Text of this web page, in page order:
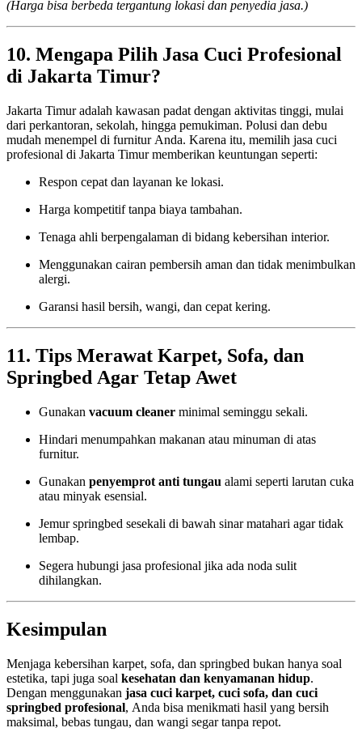
(Harga bisa berbeda tergantung lokasi dan penyedia jasa.)
10. Mengapa Pilih Jasa Cuci Profesional
di Jakarta Timur?
Jakarta Timur adalah kawasan padat dengan aktivitas tinggi, mulai
dari perkantoran, sekolah, hingga pemukiman. Polusi dan debu
mudah menempel di furnitur Anda. Karena itu, memilih jasa cuci
profesional di Jakarta Timur memberikan keuntungan seperti:
Respon cepat dan layanan ke lokasi.
Harga kompetitif tanpa biaya tambahan.
Tenaga ahli berpengalaman di bidang kebersihan interior.
Menggunakan cairan pembersih aman dan tidak menimbulkan
alergi.
Garansi hasil bersih, wangi, dan cepat kering.
11. Tips Merawat Karpet, Sofa, dan
Springbed Agar Tetap Awet
Gunakan vacuum cleaner minimal seminggu sekali.
Hindari menumpahkan makanan atau minuman di atas
furnitur.
Gunakan penyemprot anti tungau alami seperti larutan cuka
atau minyak esensial.
Jemur springbed sesekali di bawah sinar matahari agar tidak
lembap.
Segera hubungi jasa profesional jika ada noda sulit
dihilangkan.
Kesimpulan
Menjaga kebersihan karpet, sofa, dan springbed bukan hanya soal
estetika, tapi juga soal kesehatan dan kenyamanan hidup.
Dengan menggunakan jasa cuci karpet, cuci sofa, dan cuci
springbed profesional, Anda bisa menikmati hasil yang bersih
maksimal, bebas tungau, dan wangi segar tanpa repot.